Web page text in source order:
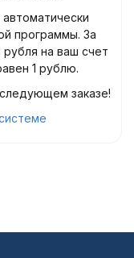
программы. За
на ваш счет
1 рублю.
заказе!